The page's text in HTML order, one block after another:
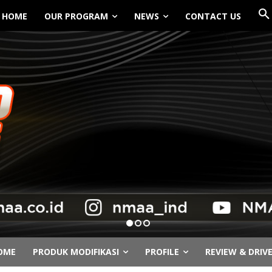
HOME OUR PROGRAM NEWS CONTACT US
PRODUK MODIFIKASI PROFILE REVIEW & DRIVE